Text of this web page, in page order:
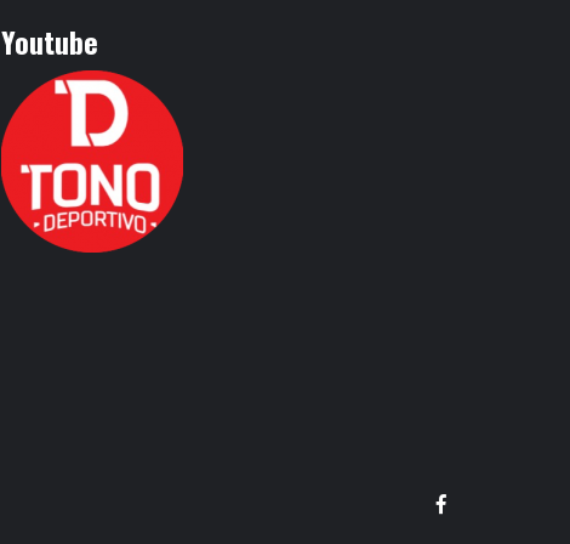
Youtube
Facebook